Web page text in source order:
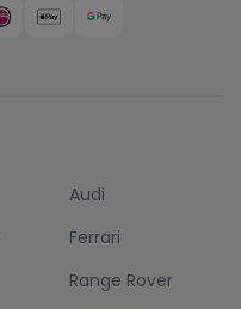
Audi
Ferrari
Range Rover